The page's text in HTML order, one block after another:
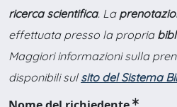
ricerca scientifica. La
effettuata presso la propria
Maggiori informazioni sulla
disponibili sul sito del Sistema